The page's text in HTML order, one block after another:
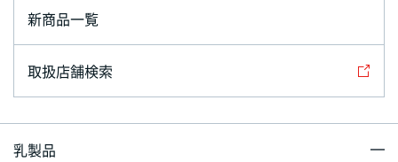
新商品一覧
取扱店舗検索
乳製品